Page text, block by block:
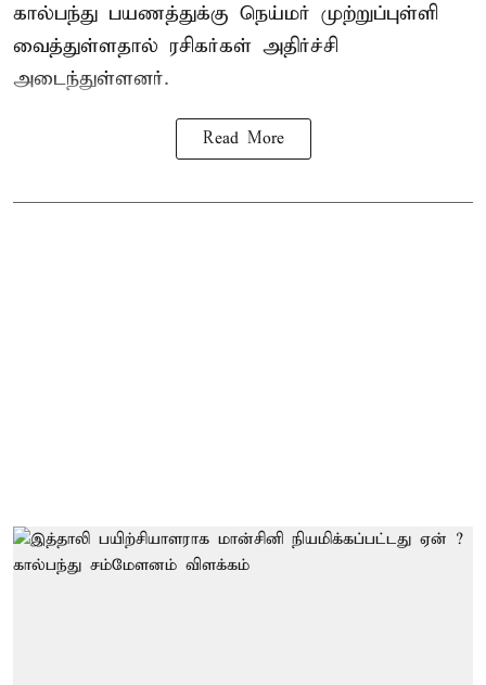
கால்பந்து பயணத்துக்கு நெய்மர் முற்றுப்புள்ளி
வைத்துள்ளதால் ரசிகர்கள் அதிர்ச்சி
அடைந்துள்ளனர்.
Read More